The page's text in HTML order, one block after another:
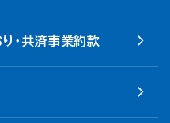
・共済事業約款